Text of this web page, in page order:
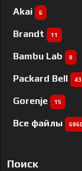
Akai 6
Brandt 11
Bambu Lab 8
Packard Bell 43
Gorenje 15
Все файлы
Поиск